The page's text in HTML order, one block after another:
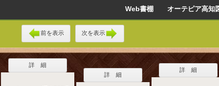
Web書棚 オーテピア高知
前を表示 次を表示
詳 細
詳 細
詳 細